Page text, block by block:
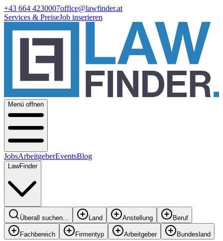
+43 664 4230007office@lawfinder.at
Services & PreiseJob inserieren
Menü offnen
JobsArbeitgeberEventsBlog
LawFinder
Überall suchen... Land Anstellung Beruf
Fachbereich Firmentyp Arbeitgeber Bundesland